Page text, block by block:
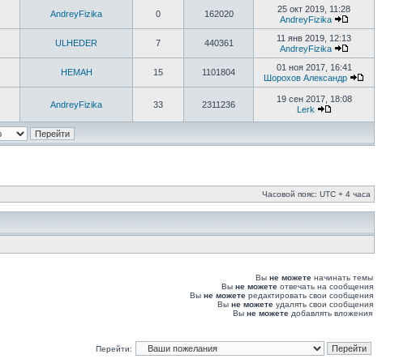
AndreyFizika 0 162020
25 окт 2019, 11:28
AndreyFizika
ULHEDER 7 440361
11 янв 2019, 12:13
AndreyFizika
HEMAH 15 1101804
01 ноя 2017, 16:41
Шорохов Александр
AndreyFizika 33 2311236
19 сен 2017, 18:08
Lerk
Часовой пояс: UTC + 4 часа
Вы не можете начинать темы
Вы не можете отвечать на сообщения
Вы не можете редактировать свои сообщения
Вы не можете удалять свои сообщения
Вы не можете добавлять вложения
Перейти: